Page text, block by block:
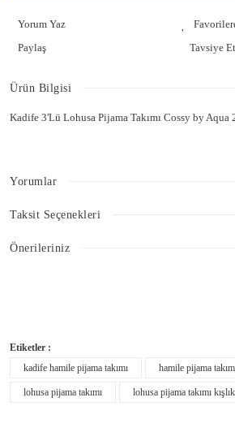
Yorum Yaz
Paylaş
Tavsiye Et
Ürün Bilgisi
Kadife 3'Lü Lohusa Pijama Takımı Cossy by Aqua
Yorumlar
Taksit Seçenekleri
Önerileriniz
Ürün resmi kalitesiz, bozuk veya görüntülenemiyor.
Ürün açıklamasında eksik bilgiler bulunuyor.
Etiketler :
kadife hamile pijama takımı
hamile pijama
lohusa pijama takımı lohusa pijama takımı kışlık